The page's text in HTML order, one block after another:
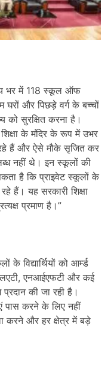
भर में 118 स्कूल ऑफ
घरों और पिछड़े वर्ग के बच्चों
को सुरक्षित करना है।
के मंदिर के रूप में उभर
रहे हैं और ऐसे मौके सृजित कर
नहीं थे। इन स्कूलों की
है कि प्राइवेट स्कूलों के
हैं। यह सरकारी शिक्षा
प्रमाण है।”
विद्यार्थियों को आर्म्ड
एनआईएफटी और कई
प्रदान की जा रही है।
पास करने के लिए नहीं
करने और हर क्षेत्र में बड़े